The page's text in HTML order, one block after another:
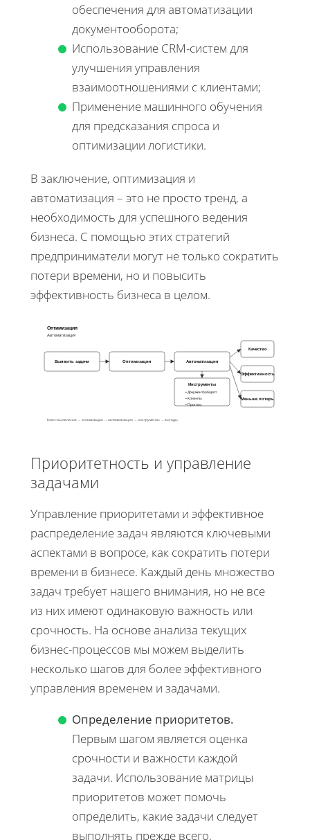
обеспечения для автоматизации
документооборота;
Использование CRM-систем для
улучшения управления
взаимоотношениями с клиентами;
Применение машинного обучения
для предсказания спроса и
оптимизации логистики.
В заключение, оптимизация и
автоматизация – это не просто тренд, а
необходимость для успешного ведения
бизнеса. С помощью этих стратегий
предприниматели могут не только сократить
потери времени, но и повысить
эффективность бизнеса в целом.
Оптимизация
Автоматизация
Выявить задачи Оптимизация Автоматизация
Инструменты
• Документооборот
• Клиенты
• Прогноз
Качество
Эффективность
Меньше потерь
Ключ: выявление → оптимизация → автоматизация → инструменты → выгоды
Приоритетность и управление
задачами
Управление приоритетами и эффективное
распределение задач являются ключевыми
аспектами в вопросе, как сократить потери
времени в бизнесе. Каждый день множество
задач требует нашего внимания, но не все
из них имеют одинаковую важность или
срочность. На основе анализа текущих
бизнес-процессов мы можем выделить
несколько шагов для более эффективного
управления временем и задачами.
Определение приоритетов.
Первым шагом является оценка
срочности и важности каждой
задачи. Использование матрицы
приоритетов может помочь
определить, какие задачи следует
выполнять прежде всего.